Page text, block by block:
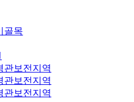
골목
관보전지역
관보전지역
관보전지역